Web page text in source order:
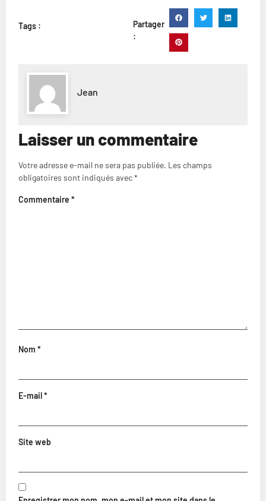
Tags :
Partager
:
Jean
Laisser un commentaire
Votre adresse e-mail ne sera pas publiée. Les champs
obligatoires sont indiqués avec*
Commentaire *
Nom *
E-mail*
Site web